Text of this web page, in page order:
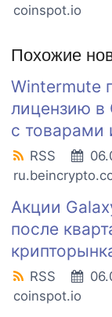
coinspot.io
Похожие
Wintermute
лицензию в
с товарами
RSS
Акции
после
RSS
coinspot.io